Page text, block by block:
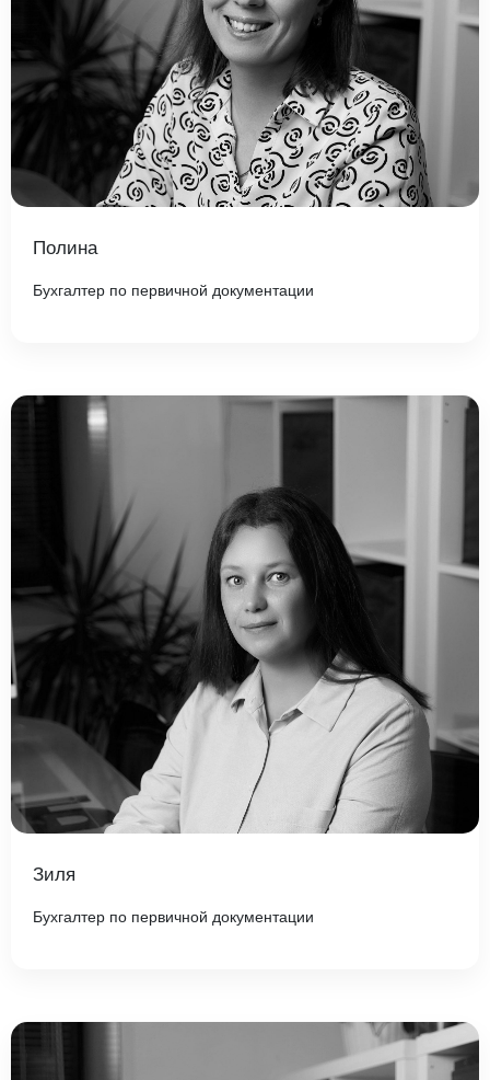
Полина
Бухгалтер по первичной документации
Зиля
Бухгалтер по первичной документации